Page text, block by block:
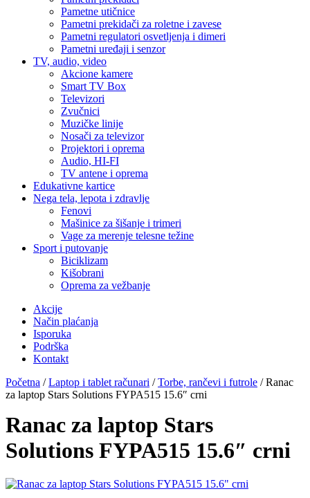
Pametne utičnice
Pametni prekidači za roletne i zavese
Pametni regulatori osvetljenja i dimeri
Pametni uređaji i senzor
TV, audio, video
Akcione kamere
Smart TV Box
Televizori
Zvučnici
Muzičke linije
Nosači za televizor
Projektori i oprema
Audio, HI-FI
TV antene i oprema
Edukativne kartice
Nega tela, lepota i zdravlje
Fenovi
Mašinice za šišanje i trimeri
Vage za merenje telesne težine
Sport i putovanje
Biciklizam
Kišobrani
Oprema za vežbanje
Akcije
Način plaćanja
Isporuka
Podrška
Kontakt
Početna /Laptop i tablet računari /Torbe, rančevi i futrole / Ranac
za laptop Stars Solutions FYPA515 15.6″ crni
Ranac za laptop Stars
Solutions FYPA515 15.6″ crni